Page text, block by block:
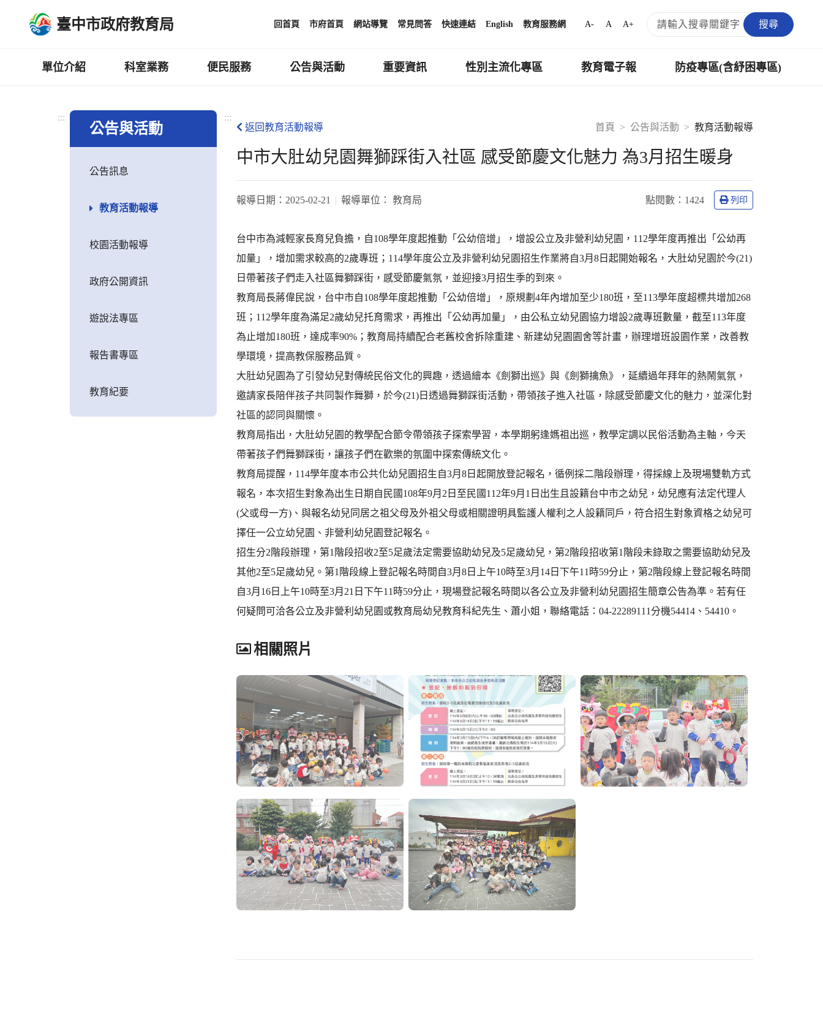
臺中市政府教育局 回首頁 市府首頁 網站導覽 常見問答 快速連結 English 教育服務網 A- A A+ 搜尋
單位介紹 科室業務 便民服務 公告與活動 重要資訊 性別主流化專區 教育電子報 防疫專區(含紓困專區)
:::
公告與活動
公告訊息
教育活動報導
校園活動報導
政府公開資訊
遊說法專區
報告書專區
教育紀要
:::
首頁
公告與活動 教育活動報導
返回教育活動報導
中市大肚幼兒園舞獅踩街入社區 感受節慶文化魅力 為3月招生暖身
報導日期： 2025-02-21 報導單位： 教育局 點閱數： 1424 列印
台中市為減輕家長育兒負擔，自108學年度起推動「公幼倍增」，增設公立及非營利幼兒園，112學年度再推出「公幼再
加量」，增加需求較高的2歲專班；114學年度公立及非營利幼兒園招生作業將自3月8日起開始報名，大肚幼兒園於今(21)
日帶著孩子們走入社區舞獅踩街，感受節慶氣氛，並迎接3月招生季的到來。
教育局長蔣偉民說，台中市自108學年度起推動「公幼倍增」，原規劃4年內增加至少180班，至113學年度超標共增加268
班；112學年度為滿足2歲幼兒托育需求，再推出「公幼再加量」，由公私立幼兒園協力增設2歲專班數量，截至113年度
為止增加180班，達成率90%；教育局持續配合老舊校舍拆除重建、新建幼兒園園舍等計畫，辦理增班設園作業，改善教
學環境，提高教保服務品質。
大肚幼兒園為了引發幼兒對傳統民俗文化的興趣，透過繪本《劍獅出巡》與《劍獅擒魚》，延續過年拜年的熱鬧氣氛，
邀請家長陪伴孩子共同製作舞獅，於今(21)日透過舞獅踩街活動，帶領孩子進入社區，除感受節慶文化的魅力，並深化對
社區的認同與關懷。
教育局指出，大肚幼兒園的教學配合節令帶領孩子探索學習，本學期躬逢媽祖出巡，教學定調以民俗活動為主軸，今天
帶著孩子們舞獅踩街，讓孩子們在歡樂的氛圍中探索傳統文化。
教育局提醒，114學年度本市公共化幼兒園招生自3月8日起開放登記報名，循例採二階段辦理，得採線上及現場雙軌方式
報名，本次招生對象為出生日期自民國108年9月2日至民國112年9月1日出生且設籍台中市之幼兒，幼兒應有法定代理人
(父或母一方)、與報名幼兒同居之祖父母及外祖父母或相關證明具監護人權利之人設籍同戶，符合招生對象資格之幼兒可
擇任一公立幼兒園、非營利幼兒園登記報名。
招生分2階段辦理，第1階段招收2至5足歲法定需要協助幼兒及5足歲幼兒，第2階段招收第1階段未錄取之需要協助幼兒及
其他2至5足歲幼兒。第1階段線上登記報名時間自3月8日上午10時至3月14日下午11時59分止，第2階段線上登記報名時間
自3月16日上午10時至3月21日下午11時59分止，現場登記報名時間以各公立及非營利幼兒園招生簡章公告為準。若有任
何疑問可洽各公立及非營利幼兒園或教育局幼兒教育科紀先生、蕭小姐，聯絡電話：04-22289111分機54414、54410。
相關照片